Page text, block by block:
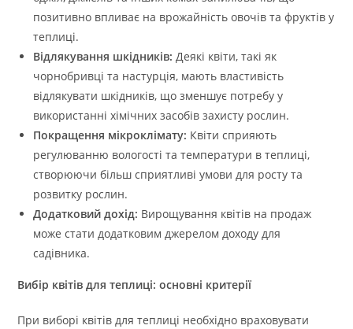
позитивно впливає на врожайність овочів та фруктів у
теплиці.
Відлякування шкідників: Деякі квіти, такі як
чорнобривці та настурція, мають властивість
відлякувати шкідників, що зменшує потребу у
використанні хімічних засобів захисту рослин.
Покращення мікроклімату: Квіти сприяють
регулюванню вологості та температури в теплиці,
створюючи більш сприятливі умови для росту та
розвитку рослин.
Додатковий дохід: Вирощування квітів на продаж
може стати додатковим джерелом доходу для
садівника.
Вибір квітів для теплиці: основні критерії
При виборі квітів для теплиці необхідно враховувати